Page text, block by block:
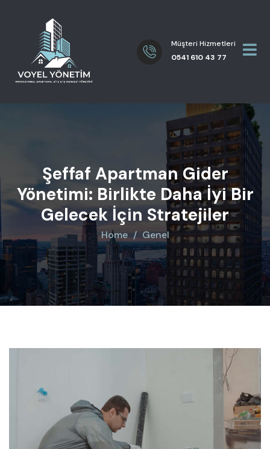
Müşteri Hizmetleri
0541 610 43 77
Şeffaf Apartman Gider
Yönetimi: Birlikte Daha İyi Bir
Gelecek İçin Stratejiler
Home Genel